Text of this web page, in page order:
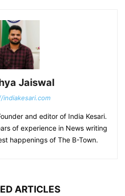
Jaiswal
and editor of India Kesari.
of experience in News writing
happenings of The B-Town.
ARTICLES